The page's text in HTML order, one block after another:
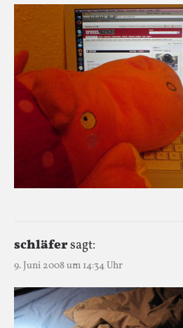
schläfersagt:
9. Juni 2008 um 14:34 Uhr